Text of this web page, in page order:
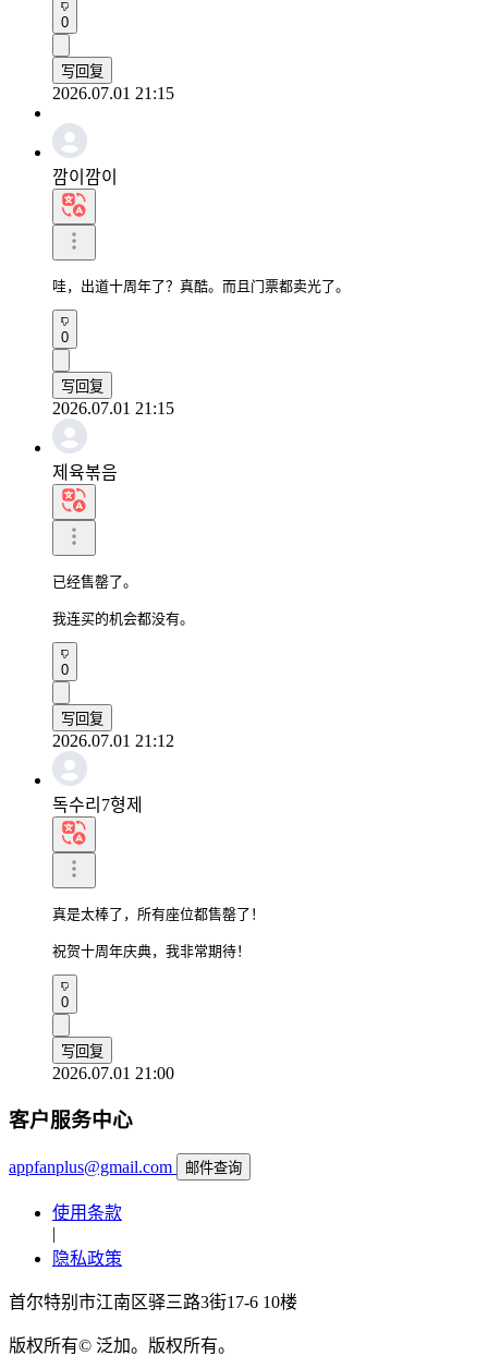
0
写回复
2026.07.01 21:15
깜이깜이
哇，出道十周年了？真酷。而且门票都卖光了。
0
写回复
2026.07.01 21:15
제육볶음
已经售罄了。
我连买的机会都没有。
0
写回复
2026.07.01 21:12
독수리7형제
真是太棒了，所有座位都售罄了！
祝贺十周年庆典，我非常期待！
0
写回复
2026.07.01 21:00
客户服务中心
appfanplus@gmail.com 邮件查询
使用条款
|
隐私政策
首尔特别市江南区驿三路3街17-6 10楼
版权所有© 泛加。版权所有。